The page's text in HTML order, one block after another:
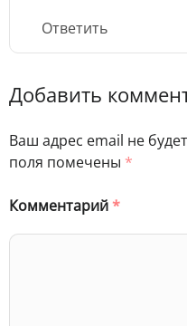
Ответить
Добавить
Ваш адрес email не
поля помечены *
Комментарий*